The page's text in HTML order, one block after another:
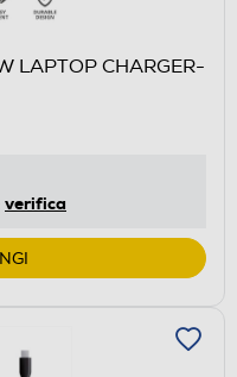
LAPTOP CHARGER-
verifica